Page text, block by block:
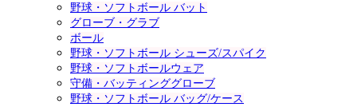
野球・ソフトボール バット
グローブ・グラブ
ボール
野球・ソフトボール シューズ/スパイク
野球・ソフトボールウェア
守備・バッティンググローブ
野球・ソフトボール バッグ/ケース